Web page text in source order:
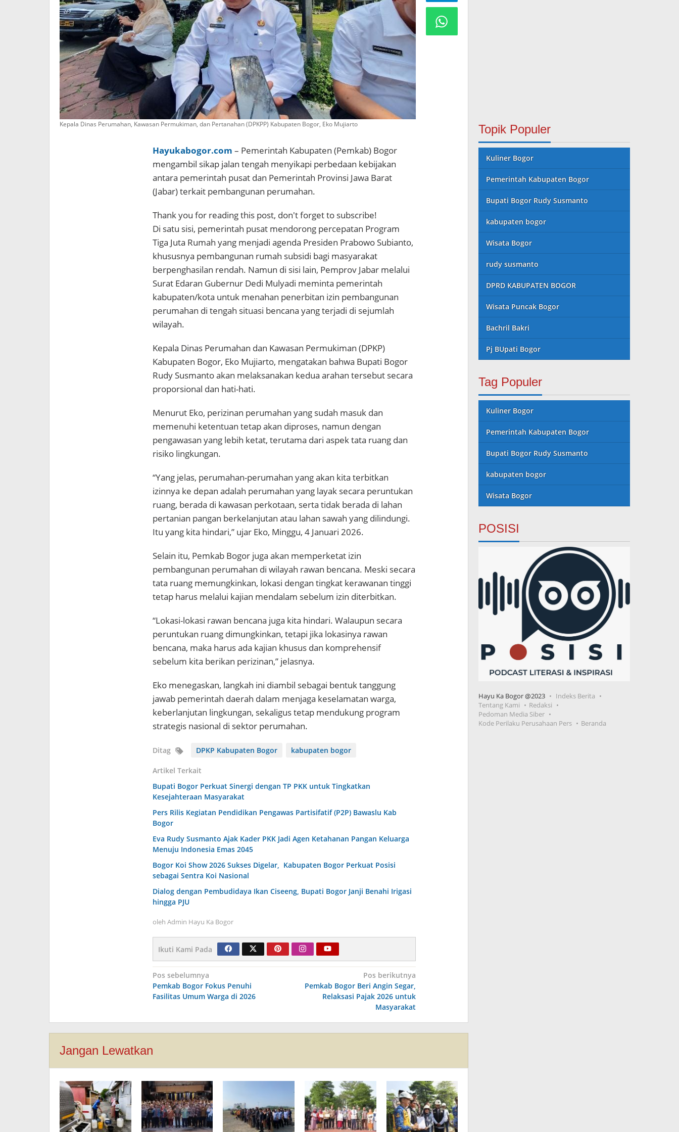
Kepala Dinas Perumahan, Kawasan Permukiman, dan Pertanahan (DPKPP) Kabupaten Bogor, Eko Mujiarto
Hayukabogor.com – Pemerintah Kabupaten (Pemkab) Bogor
mengambil sikap jalan tengah menyikapi perbedaan kebijakan
antara pemerintah pusat dan Pemerintah Provinsi Jawa Barat
(Jabar) terkait pembangunan perumahan.
Thank you for reading this post, don't forget to subscribe!
Di satu sisi, pemerintah pusat mendorong percepatan Program
Tiga Juta Rumah yang menjadi agenda Presiden Prabowo Subianto,
khususnya pembangunan rumah subsidi bagi masyarakat
berpenghasilan rendah. Namun di sisi lain, Pemprov Jabar melalui
Surat Edaran Gubernur Dedi Mulyadi meminta pemerintah
kabupaten/kota untuk menahan penerbitan izin pembangunan
perumahan di tengah situasi bencana yang terjadi di sejumlah
wilayah.
Kepala Dinas Perumahan dan Kawasan Permukiman (DPKP)
Kabupaten Bogor, Eko Mujiarto, mengatakan bahwa Bupati Bogor
Rudy Susmanto akan melaksanakan kedua arahan tersebut secara
proporsional dan hati-hati.
Menurut Eko, perizinan perumahan yang sudah masuk dan
memenuhi ketentuan tetap akan diproses, namun dengan
pengawasan yang lebih ketat, terutama dari aspek tata ruang dan
risiko lingkungan.
“Yang jelas, perumahan-perumahan yang akan kita terbitkan
izinnya ke depan adalah perumahan yang layak secara peruntukan
ruang, berada di kawasan perkotaan, serta tidak berada di lahan
pertanian pangan berkelanjutan atau lahan sawah yang dilindungi.
Itu yang kita hindari,” ujar Eko, Minggu, 4 Januari 2026.
Selain itu, Pemkab Bogor juga akan memperketat izin
pembangunan perumahan di wilayah rawan bencana. Meski secara
tata ruang memungkinkan, lokasi dengan tingkat kerawanan tinggi
tetap harus melalui kajian mendalam sebelum izin diterbitkan.
“Lokasi-lokasi rawan bencana juga kita hindari. Walaupun secara
peruntukan ruang dimungkinkan, tetapi jika lokasinya rawan
bencana, maka harus ada kajian khusus dan komprehensif
sebelum kita berikan perizinan,” jelasnya.
Eko menegaskan, langkah ini diambil sebagai bentuk tanggung
jawab pemerintah daerah dalam menjaga keselamatan warga,
keberlanjutan lingkungan, sekaligus tetap mendukung program
strategis nasional di sektor perumahan.
Ditag DPKP Kabupaten Bogor kabupaten bogor
Artikel Terkait
Bupati Bogor Perkuat Sinergi dengan TP PKK untuk Tingkatkan
Kesejahteraan Masyarakat
Pers Rilis Kegiatan Pendidikan Pengawas Partisifatif (P2P) Bawaslu Kab
Bogor
Eva Rudy Susmanto Ajak Kader PKK Jadi Agen Ketahanan Pangan Keluarga
Menuju Indonesia Emas 2045
Bogor Koi Show 2026 Sukses Digelar, Kabupaten Bogor Perkuat Posisi
sebagai Sentra Koi Nasional
Dialog dengan Pembudidaya Ikan Ciseeng, Bupati Bogor Janji Benahi Irigasi
hingga PJU
oleh Admin Hayu Ka Bogor
Ikuti Kami Pada
Navigasi
pos
Pos sebelumnya
Pemkab Bogor Fokus Penuhi
Fasilitas Umum Warga di 2026
Pos berikutnya
Pemkab Bogor Beri Angin Segar,
Relaksasi Pajak 2026 untuk
Masyarakat
Jangan Lewatkan
Topik Populer
Kuliner Bogor
Pemerintah Kabupaten Bogor
Bupati Bogor Rudy Susmanto
kabupaten bogor
Wisata Bogor
rudy susmanto
DPRD KABUPATEN BOGOR
Wisata Puncak Bogor
Bachril Bakri
Pj BUpati Bogor
Tag Populer
Kuliner Bogor
Pemerintah Kabupaten Bogor
Bupati Bogor Rudy Susmanto
kabupaten bogor
Wisata Bogor
POSISI
Hayu Ka Bogor @2023
Indeks Berita
Tentang Kami
Redaksi
Pedoman Media Siber
Kode Perilaku Perusahaan Pers
Beranda